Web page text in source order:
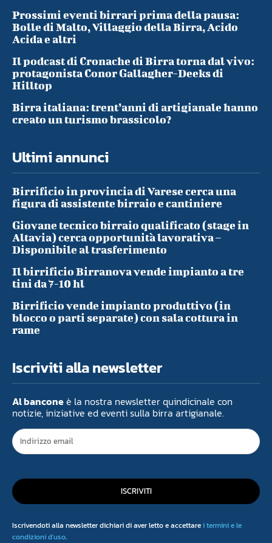
Prossimi eventi birrari prima della pausa:
Bolle di Malto, Villaggio della Birra, Acido
Acida e altri
Il podcast di Cronache di Birra torna dal vivo:
protagonista Conor Gallagher-Deeks di
Hilltop
Birra italiana: trent’anni di artigianale hanno
creato un turismo brassicolo?
Ultimi annunci
Birrificio in provincia di Varese cerca una
figura di assistente birraio e cantiniere
Giovane tecnico birraio qualificato (stage in
Altavia) cerca opportunità lavorativa –
Disponibile al trasferimento
Il birrificio Birranova vende impianto a tre
tini da 7-10 hl
Birrificio vende impianto produttivo (in
blocco o parti separate) con sala cottura in
rame
Iscriviti alla newsletter
Al banconeè la nostra newsletter quindicinale con
notizie, iniziative ed eventi sulla birra artigianale.
ISCRIVITI
Iscrivendoti alla newsletter dichiari di aver letto e accettarei termini e le
condizioni d'uso.